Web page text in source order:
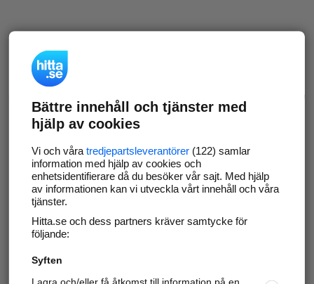
Bättre innehåll och tjänster med
hjälp av cookies
Vi och våra tredjepartsleverantörer(122) samlar
information med hjälp av cookies och
enhetsidentifierare då du besöker vår sajt. Med hjälp
av informationen kan vi utveckla vårt innehåll och våra
tjänster.
Hitta.se och dess partners kräver samtycke för
följande:
Syften
Lagra och/eller få åtkomst till information på en